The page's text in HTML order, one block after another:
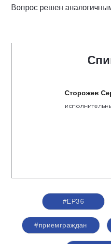
Вопрос решен
Сторожев
#ЕР36
#приемграждан